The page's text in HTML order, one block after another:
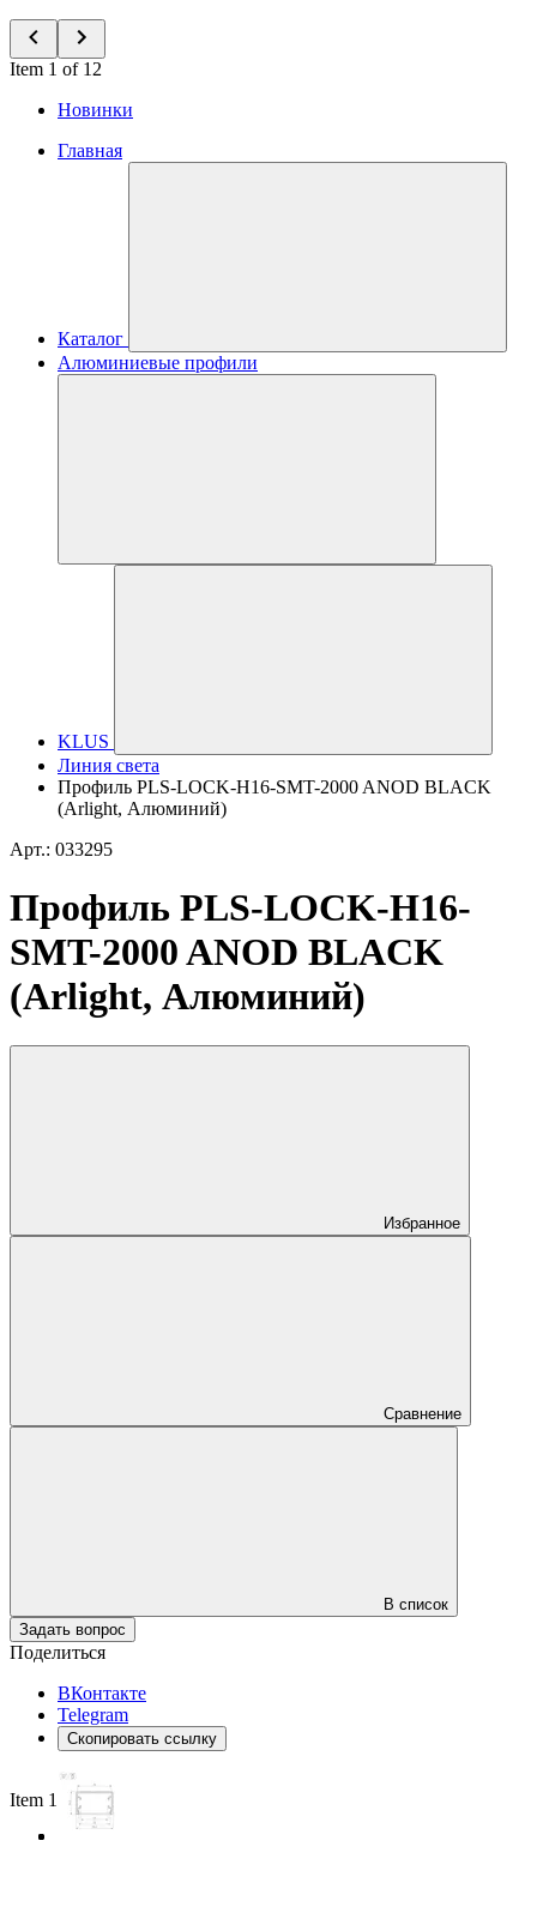
Item 1 of 12
Новинки
Главная
Каталог
Алюминиевые профили
KLUS
Линия света
Профиль PLS-LOCK-H16-SMT-2000 ANOD BLACK
(Arlight, Алюминий)
Арт.: 033295
Профиль PLS-LOCK-H16-
SMT-2000 ANOD BLACK
(Arlight, Алюминий)
Избранное
Сравнение
В список
Задать вопрос
Поделиться
ВКонтакте
Telegram
Скопировать ссылку
Item 1 of 3